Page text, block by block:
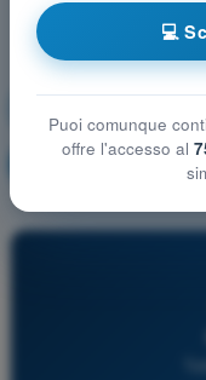
💻
Puoi comunque
offre l'accesso al